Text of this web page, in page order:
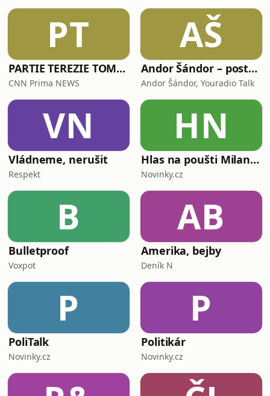
PT
PARTIE TEREZIE TOMÁNKOVÉ
CNN Prima NEWS
AŠ
Andor Šándor – postřehy generála
Andor Šándor, Youradio Talk
VN
Vládneme, nerušit
Respekt
HN
Hlas na poušti Milana Mikuleckého
Novinky.cz
B
Bulletproof
Voxpot
AB
Amerika, bejby
Deník N
P
PoliTalk
Novinky.cz
P
Politikár
Novinky.cz